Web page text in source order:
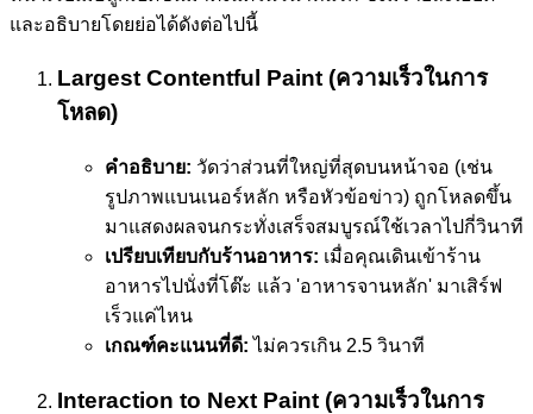
และอธิบายโดยย่อได้ดังต่อไปนี้
Largest Contentful Paint (ความเร็วในการ
โหลด)
คำอธิบาย: วัดว่าส่วนที่ใหญ่ที่สุดบนหน้าจอ (เช่น
รูปภาพแบนเนอร์หลัก หรือหัวข้อข่าว) ถูกโหลดขึ้น
มาแสดงผลจนกระทั่งเสร็จสมบูรณ์ใช้เวลาไปกี่วินาที
เปรียบเทียบกับร้านอาหาร: เมื่อคุณเดินเข้าร้าน
อาหารไปนั่งที่โต๊ะ แล้ว 'อาหารจานหลัก' มาเสิร์ฟ
เร็วแค่ไหน
เกณฑ์คะแนนที่ดี: ไม่ควรเกิน 2.5 วินาที
Interaction to Next Paint (ความเร็วในการ